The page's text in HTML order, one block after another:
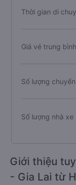
Thời gian di
Giá vé trung bình
Số lượng
Số lượng nhà xe
Giới thiệu
- Gia Lai từ